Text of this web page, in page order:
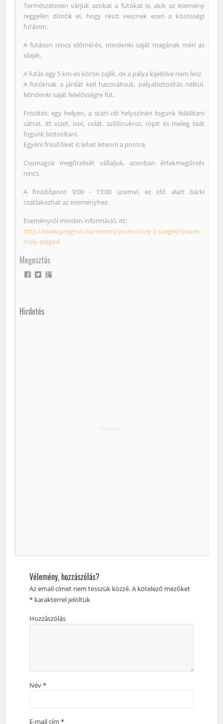
Természetesen várjuk azokat a futókat is, akik az esemény
reggelén döntik el, hogy részt vesznek ezen a közösségi
futáson.
A futáson nincs időmérés, mindenki saját magának méri az
idejét.
A futás egy 5 km-es körön zajlik, de a pálya kijelölve nem lesz.
A futóknak a járdát kell használniuk, pályabiztosítás nélkül.
Mindenki saját felelősségre fut.
Frissítés: egy helyen, a start-cél helyszínén fogunk felállítani
sátrat, itt vizet, isot, colát, szőlőcukrot, ropit és meleg teát
fogunk biztosítani.
Egyéni frissítőket is lehet letenni a pontra.
Csomagok megőrzését vállaljuk, azonban értekmegőrzés
nincs.
A frissítőpont 9:00 - 13:00 üzemel, ez idő alatt bárki
csatlakozhat az eseményhez.
Eseményről minden információ, itt:
http://www.progrun.hu/events/yours-truly-2-szeged/yours-
truly-szeged
Megosztás
Hirdetés
Vélemény, hozzászólás?
Az email címet nem tesszük közzé.A kötelező mezőket
*karakterrel jelöltük
Hozzászólás
Név*
E-mail cím *